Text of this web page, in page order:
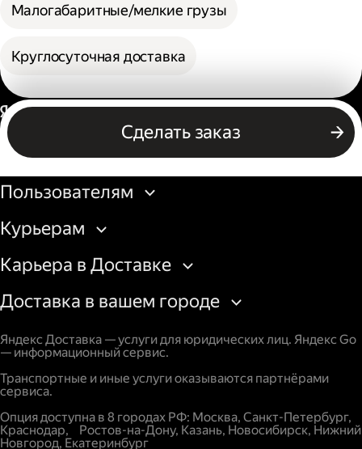
Малогабаритные/мелкие грузы
Круглосуточная доставка
Сделать заказ
Россия
Бизнесу
Пользователям
Курьерам
Карьера в Доставке
Доставка в вашем городе
Яндекс Доставка — услуги для юридических лиц. Яндекс Go
— информационный сервис.
Транспортные и иные услуги оказываются партнёрами
сервиса.
Опция доступна в 8 городах РФ: Москва, Санкт-Петербург,
Краснодар, Ростов-на-Дону, Казань, Новосибирск, Нижний
Новгород, Екатеринбург